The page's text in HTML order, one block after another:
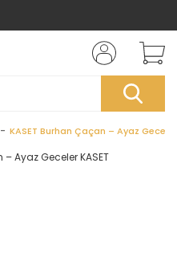
KASET Burhan Çaçan – Ayaz Geceler